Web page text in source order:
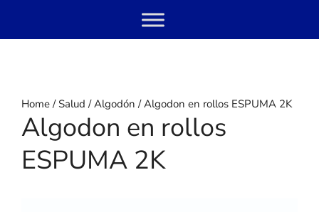
content
Home/ Salud /Algodón / Algodon en rollos ESPUMA 2K
Algodon en rollos
ESPUMA 2K